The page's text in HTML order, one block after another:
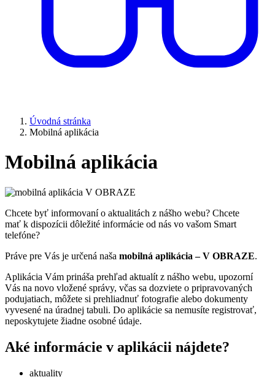
Úvodná stránka
Mobilná aplikácia
Mobilná aplikácia
Chcete byť informovaní o aktualitách z nášho webu? Chcete
mať k dispozícii dôležité informácie od nás vo vašom Smart
telefóne?
Práve pre Vás je určená naša mobilná aplikácia – V OBRAZE.
Aplikácia Vám prináša prehľad aktualít z nášho webu, upozorní
Vás na novo vložené správy, včas sa dozviete o pripravovaných
podujatiach, môžete si prehliadnuť fotografie alebo dokumenty
vyvesené na úradnej tabuli. Do aplikácie sa nemusíte registrovať,
neposkytujete žiadne osobné údaje.
Aké informácie v aplikácii nájdete?
aktuality